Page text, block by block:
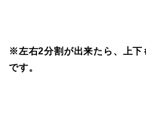
※左右2分割が出来たら、上下
です。